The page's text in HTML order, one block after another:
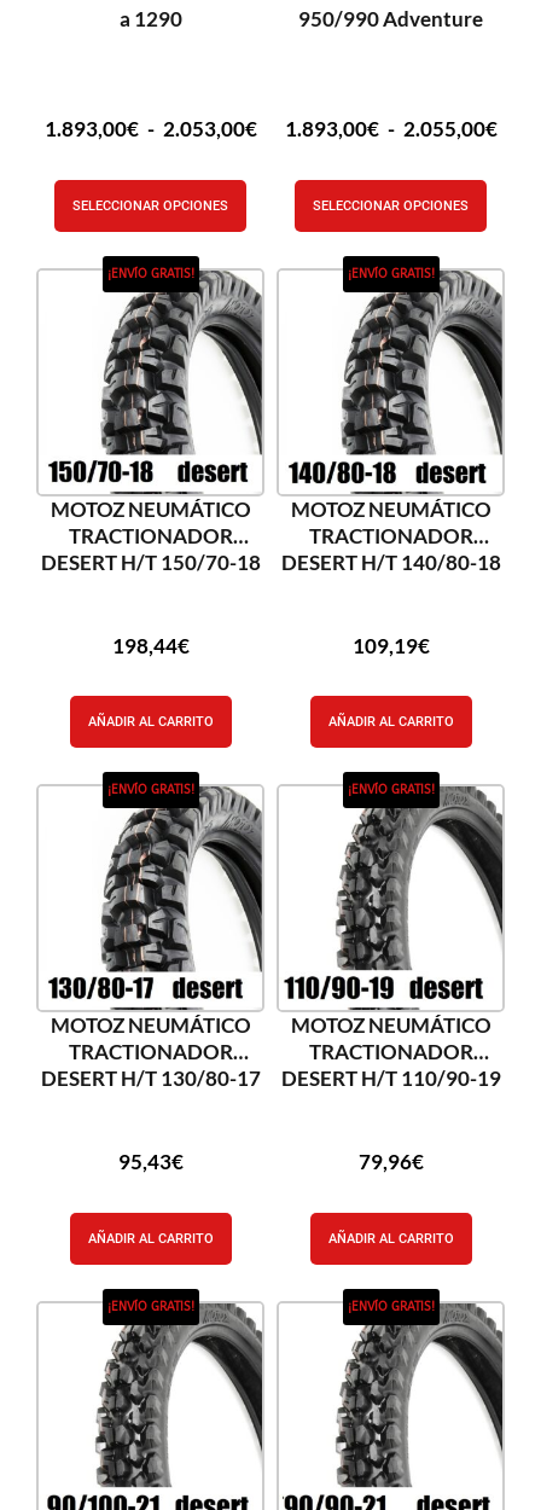
a 1290
1.893,00€ - 2.053,00€
SELECCIONAR OPCIONES
950/990 Adventure
1.893,00€ - 2.055,00€
SELECCIONAR OPCIONES
¡ENVÍO GRATIS!
MOTOZ NEUMÁTICO
TRACTIONADOR
DESERT H/T 150/70-18
198,44€
AÑADIR AL CARRITO
¡ENVÍO GRATIS!
MOTOZ NEUMÁTICO
TRACTIONADOR
DESERT H/T 140/80-18
109,19€
AÑADIR AL CARRITO
¡ENVÍO GRATIS!
MOTOZ NEUMÁTICO
TRACTIONADOR
DESERT H/T 130/80-17
95,43€
AÑADIR AL CARRITO
¡ENVÍO GRATIS!
MOTOZ NEUMÁTICO
TRACTIONADOR
DESERT H/T 110/90-19
79,96€
AÑADIR AL CARRITO
¡ENVÍO GRATIS! ¡ENVÍO GRATIS!